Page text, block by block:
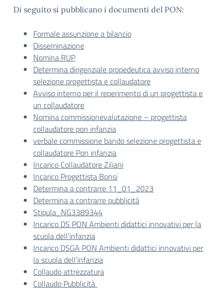
Di seguito si pubblicano i documenti del PON:
Formale assunzione a bilancio
Disseminazione
Nomina RUP
Determina dirigenziale propedeutica avviso interno
selezione progettista e collaudatore
Avviso interno per il reperimento di un progettista e
un collaudatore
Nomina commissionevalutazione – progettista
collaudatore pon infanzia
verbale commissione bando selezione progettista e
collaudatore Pon infanzia
Incarico Collaudatore Ziliani
Incarico Progettista Bonsi
Determina a contrarre 11_01_2023
Determina a contrarre pubblicità
Stipula_NG3389344
Incarico DS PON Ambienti didattici innovativi per la
scuola dell’infanzia
Incarico DSGA PON Ambienti didattici innovativi per
la scuola dell’infanzia
Collaudo attrezzatura
Collaudo Pubblicità